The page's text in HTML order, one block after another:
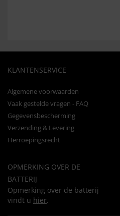
KLANTENSERVICE
Algemene voorwaarden
Vaak gestelde vragen - FAQ
Gegevensbescherming
Verzending & Levering
Herroepingsrecht
OPMERKING OVER DE
BATTERIJ
Opmerking over de batterij
vindt u hier.